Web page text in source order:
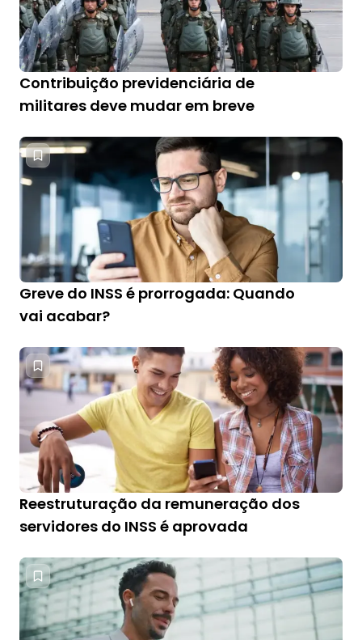
Contribuição previdenciária de
militares deve mudar em breve
Greve do INSS é prorrogada: Quando
vai acabar?
Reestruturação da remuneração dos
servidores do INSS é aprovada